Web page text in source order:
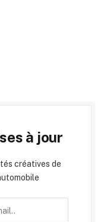
à jour
créatives de